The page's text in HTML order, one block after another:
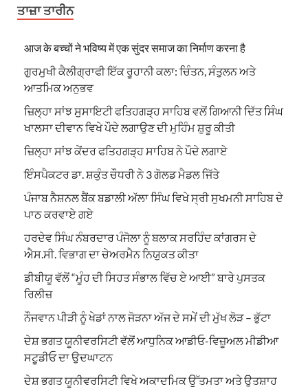
ਤਾਜ਼ਾ ਤਾਰੀਨ
आज के बच्चों ने भविष्य में एक सुंदर समाज का निर्माण करना है
ਗੁਰਮੁਖੀ ਕੈਲੀਗ੍ਰਾਫੀ ਇੱਕ ਰੂਹਾਨੀ ਕਲਾ: ਚਿੰਤਨ, ਸੰਤੁਲਨ ਅਤੇ
ਆਤਮਿਕ ਅਨੁਭਵ
ਜ਼ਿਲ੍ਹਾ ਸਾਂਝ ਸੁਸਾਇਟੀ ਫਤਿਹਗੜ੍ਹ ਸਾਹਿਬ ਵਲੋਂ ਗਿਆਨੀ ਦਿੱਤ ਸਿੰਘ
ਖਾਲਸਾ ਦੀਵਾਨ ਵਿਖੇ ਪੌਦੇ ਲਗਾਉਣ ਦੀ ਮੁਹਿੰਮ ਸ਼ੁਰੂ ਕੀਤੀ
ਜ਼ਿਲ੍ਹਾ ਸਾਂਝ ਕੇਂਦਰ ਫਤਿਹਗੜ੍ਹ ਸਾਹਿਬ ਨੇ ਪੌਦੇ ਲਗਾਏ
ਇੰਸਪੈਕਟਰ ਡਾ. ਸ਼ਕੁੰਤ ਚੌਧਰੀ ਨੇ 3 ਗੋਲਡ ਮੈਡਲ ਜਿੱਤੇ
ਪੰਜਾਬ ਨੈਸ਼ਨਲ ਬੈਂਕ ਬਡਾਲੀ ਅੱਲਾ ਸਿੰਘ ਵਿਖੇ ਸ੍ਰੀ ਸੁਖਮਨੀ ਸਾਹਿਬ ਦੇ
ਪਾਠ ਕਰਵਾਏ ਗਏ
ਹਰਦੇਵ ਸਿੰਘ ਨੰਬਰਦਾਰ ਪੰਜੋਲਾ ਨੂੰ ਬਲਾਕ ਸਰਹਿੰਦ ਕਾਂਗਰਸ ਦੇ
ਐਸ.ਸੀ. ਵਿਭਾਗ ਦਾ ਚੇਅਰਮੈਨ ਨਿਯੁਕਤ ਕੀਤਾ
ਡੀਬੀਯੂ ਵੱਲੋਂ “ਮੂੰਹ ਦੀ ਸਿਹਤ ਸੰਭਾਲ ਵਿੱਚ ਏ ਆਈ” ਬਾਰੇ ਪੁਸਤਕ
ਰਿਲੀਜ਼
ਨੌਜਵਾਨ ਪੀੜੀ ਨੂੰ ਖੇਡਾਂ ਨਾਲ ਜੋੜਨਾ ਅੱਜ ਦੇ ਸਮੇਂ ਦੀ ਮੁੱਖ ਲੋੜ – ਭੁੱਟਾ
ਦੇਸ਼ ਭਗਤ ਯੂਨੀਵਰਸਿਟੀ ਵੱਲੋਂ ਆਧੁਨਿਕ ਆਡੀਓ-ਵਿਜ਼ੂਅਲ ਮੀਡੀਆ
ਸਟੂਡੀਓ ਦਾ ਉਦਘਾਟਨ
ਦੇਸ਼ ਭਗਤ ਯੂਨੀਵਰਸਿਟੀ ਵਿਖੇ ਅਕਾਦਮਿਕ ਉੱਤਮਤਾ ਅਤੇ ਉਤਸ਼ਾਹ